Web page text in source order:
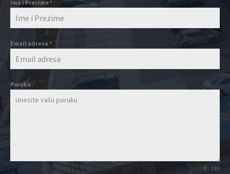
Ime i Prezime*
Email adresa *
Poruka
0 / 180